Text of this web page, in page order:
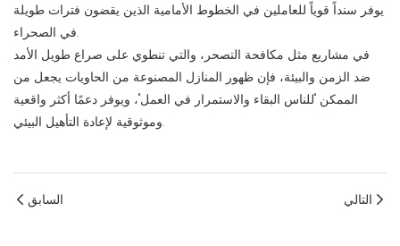
يوفر سنداً قوياً للعاملين في الخطوط الأمامية الذين يقضون فترات طويلة
في الصحراء.
في مشاريع مثل مكافحة التصحر، والتي تنطوي على صراع طويل الأمد
ضد الزمن والبيئة، فإن ظهور المنازل المصنوعة من الحاويات يجعل من
الممكن "للناس البقاء والاستمرار في العمل"، ويوفر دعمًا أكثر واقعية
وموثوقية لإعادة التأهيل البيئي.
السابق التالي